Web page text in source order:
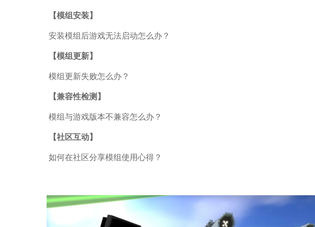
【模组安装】
安装模组后游戏无法启动怎么办？
【模组更新】
模组更新失败怎么办？
【兼容性检测】
模组与游戏版本不兼容怎么办？
【社区互动】
如何在社区分享模组使用心得？